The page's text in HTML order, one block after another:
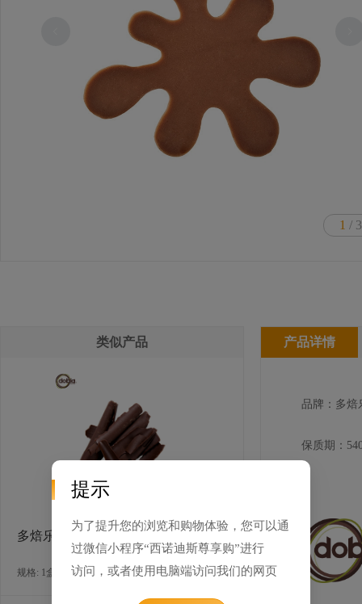
1 / 3
类似产品
多焙乐卷形刨花状黑巧克力
规格: 1盒×2.5千克 / 箱
产品详情
品牌：多焙
保质期：
提示
为了提升您的浏览和购物体验，您可以通
过微信小程序“西诺迪斯尊享购”进行
访问，或者使用电脑端访问我们的网页